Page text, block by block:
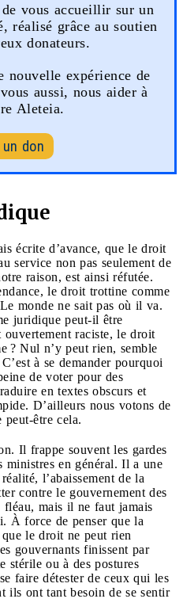
vous accueillir sur un
réalisé grâce au soutien
donateurs.
nouvelle expérience de
aussi, nous aider à
Aleteia.
don
écrite d’avance, que le droit
service non pas seulement de
raison, est ainsi réfutée.
le droit trottine comme
monde ne sait pas où il va.
juridique peut-il être
raciste, le droit
? Nul n’y peut rien, semble
à se demander pourquoi
de voter pour des
en textes obscurs et
D’ailleurs nous votons de
être cela.
Il frappe souvent les gardes
ministres en général. Il a une
l’abaissement de la
contre le gouvernement des
mais il ne faut jamais
À force de penser que la
le droit ne peut rien
gouvernants finissent par
stérile ou à des postures
faire détester de ceux qui les
ils ont tant besoin de se sentir